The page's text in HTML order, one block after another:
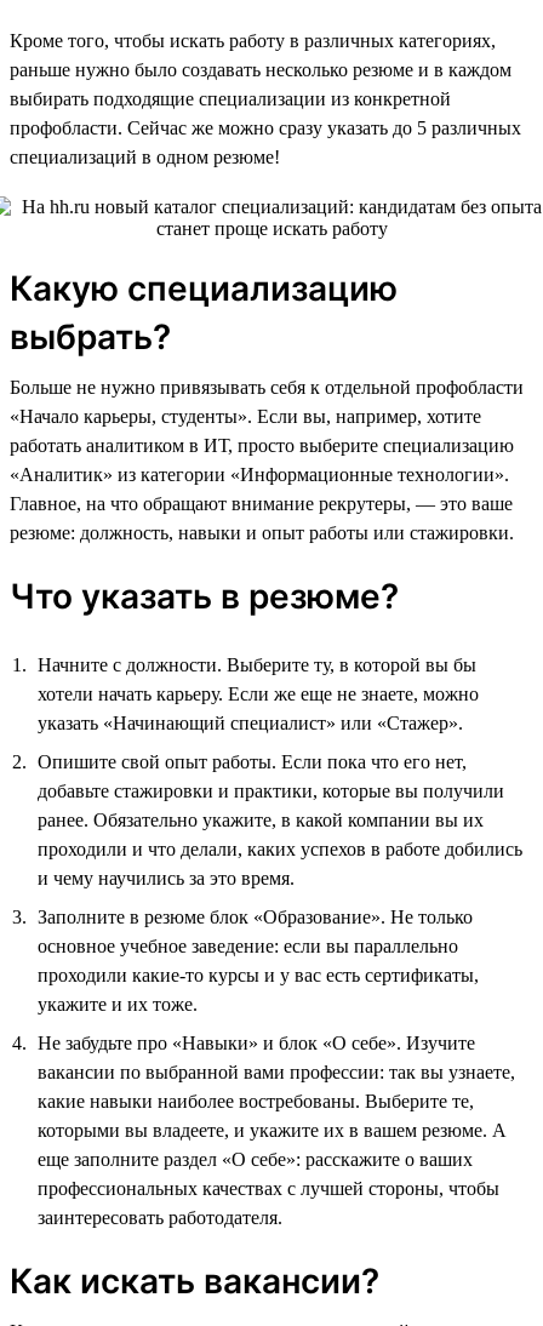
Кроме того, чтобы искать работу в различных категориях,
раньше нужно было создавать несколько резюме и в каждом
выбирать подходящие специализации из конкретной
профобласти. Сейчас же можно сразу указать до 5 различных
специализаций в одном резюме!
Какую специализацию
выбрать?
Больше не нужно привязывать себя к отдельной профобласти
«Начало карьеры, студенты». Если вы, например, хотите
работать аналитиком в ИТ, просто выберите специализацию
«Аналитик» из категории «Информационные технологии».
Главное, на что обращают внимание рекрутеры, — это ваше
резюме: должность, навыки и опыт работы или стажировки.
Что указать в резюме?
Начните с должности. Выберите ту, в которой вы бы
хотели начать карьеру. Если же еще не знаете, можно
указать «Начинающий специалист» или «Стажер».
Опишите свой опыт работы. Если пока что его нет,
добавьте стажировки и практики, которые вы получили
ранее. Обязательно укажите, в какой компании вы их
проходили и что делали, каких успехов в работе добились
и чему научились за это время.
Заполните в резюме блок «Образование». Не только
основное учебное заведение: если вы параллельно
проходили какие-то курсы и у вас есть сертификаты,
укажите и их тоже.
Не забудьте про «Навыки» и блок «О себе». Изучите
вакансии по выбранной вами профессии: так вы узнаете,
какие навыки наиболее востребованы. Выберите те,
которыми вы владеете, и укажите их в вашем резюме. А
еще заполните раздел «О себе»: расскажите о ваших
профессиональных качествах с лучшей стороны, чтобы
заинтересовать работодателя.
Как искать вакансии?